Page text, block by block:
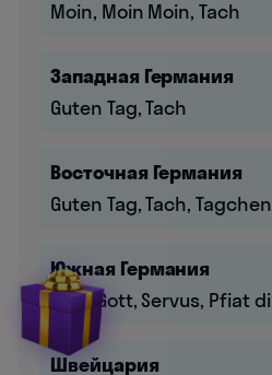
Moin, Moin Moin, Tach
Западная Германия
Guten Tag, Tach
Восточная Германия
Guten Tag, Tach, Tagchen
Южная Германия
Grüß Gott, Servus, Pfiat di
Швейцария